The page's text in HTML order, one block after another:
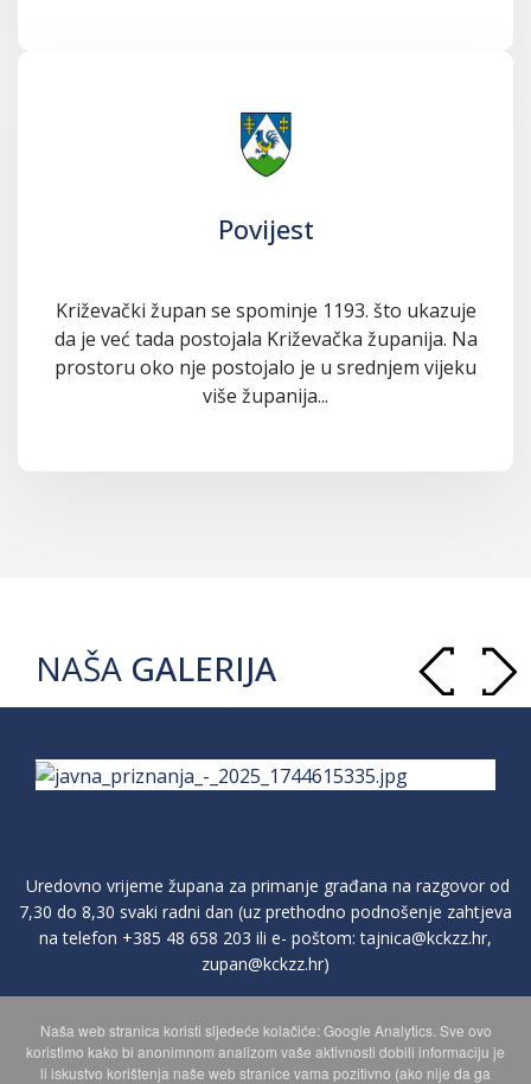
Povijest
Križevački župan se spominje 1193. što ukazuje
da je već tada postojala Križevačka županija. Na
prostoru oko nje postojalo je u srednjem vijeku
više županija...
NAŠA GALERIJA
Uredovno vrijeme župana za primanje građana na razgovor od
7,30 do 8,30 svaki radni dan (uz prethodno podnošenje zahtjeva
na telefon +385 48 658 203 ili e- poštom:tajnica@kckzz.hr,
zupan@kckzz.hr)
POLITIKA ZAŠTITE PRIVATNOSTI OSOBNIH PODATAKA
Naša web stranica koristi sljedeće kolačiće: Google Analytics. Sve ovo
koristimo kako bi anonimnom analizom vaše aktivnosti dobili informaciju je
li iskustvo korištenja naše web stranice vama pozitivno (ako nije da ga